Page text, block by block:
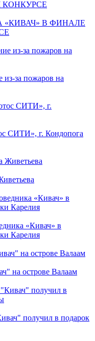
«КИВАЧ» В ФИНАЛЕ
из-за пожаров на
СИТИ», г. Кондопога
«Кивач» в
Карелия
на острове Валаам
получил в подарок